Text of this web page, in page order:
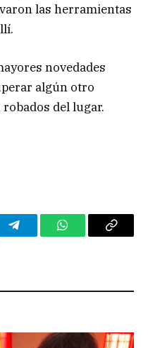
las herramientas
novedades
algún otro
del lugar.
TelegramWhatsAppCopy